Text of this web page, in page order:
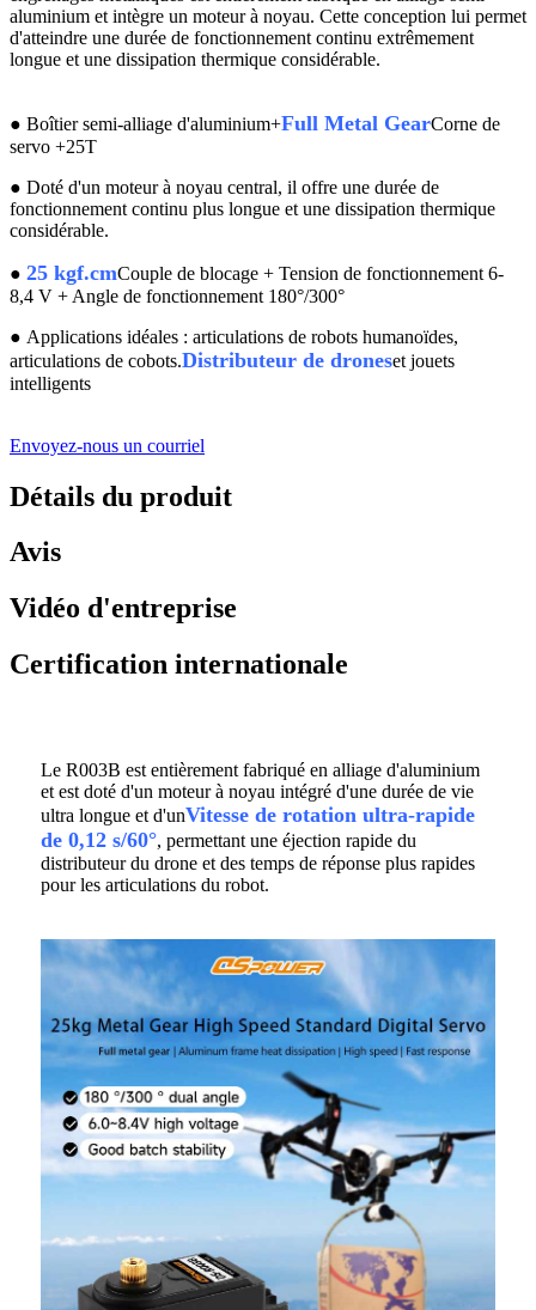
aluminium et intègre un moteur à noyau. Cette conception lui permet
d'atteindre une durée de fonctionnement continu extrêmement
longue et une dissipation thermique considérable.
● Boîtier semi-alliage d'aluminium+Full Metal GearCorne de
servo +25T
● Doté d'un moteur à noyau central, il offre une durée de
fonctionnement continu plus longue et une dissipation thermique
considérable.
● 25 kgf.cmCouple de blocage + Tension de fonctionnement 6-
8,4 V + Angle de fonctionnement 180°/300°
● Applications idéales : articulations de robots humanoïdes,
articulations de cobots.Distributeur de droneset jouets
intelligents
Envoyez-nous un courriel
Détails du produit
Avis
Vidéo d'entreprise
Certification internationale
Le R003B est entièrement fabriqué en alliage d'aluminium
et est doté d'un moteur à noyau intégré d'une durée de vie
ultra longue et d'unVitesse de rotation ultra-rapide
de 0,12 s/60°, permettant une éjection rapide du
distributeur du drone et des temps de réponse plus rapides
pour les articulations du robot.